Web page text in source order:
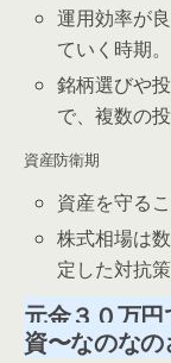
運用効率が
ていく時期。
銘柄選びや
で、複数の
資産防衛期
資産を守る
株式相場は
定した対抗
元金３０万円
資〜なのな